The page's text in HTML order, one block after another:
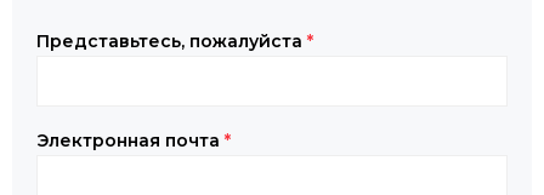
Представьтесь, пожалуйста *
Электронная почта *